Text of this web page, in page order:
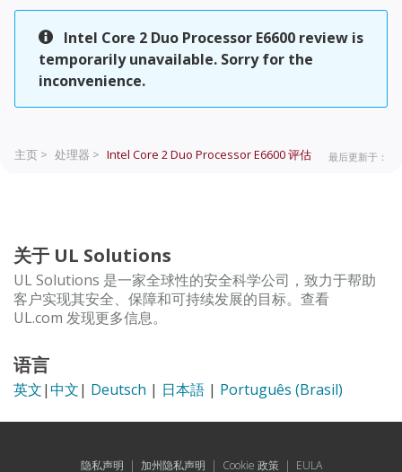
Intel Core 2 Duo Processor E6600 review is
temporarily unavailable. Sorry for the
inconvenience.
主页 > 处理器 > Intel Core 2 Duo Processor E6600评估 最后更新于：
关于 UL Solutions
UL Solutions 是一家全球性的安全科学公司，致力于帮助
客户实现其安全、保障和可持续发展的目标。查看
UL.com 发现更多信息。
语言
英文|中文| Deutsch | 日本語 | Português (Brasil)
隐私声明 | 加州隐私声明 | Cookie 政策| EULA